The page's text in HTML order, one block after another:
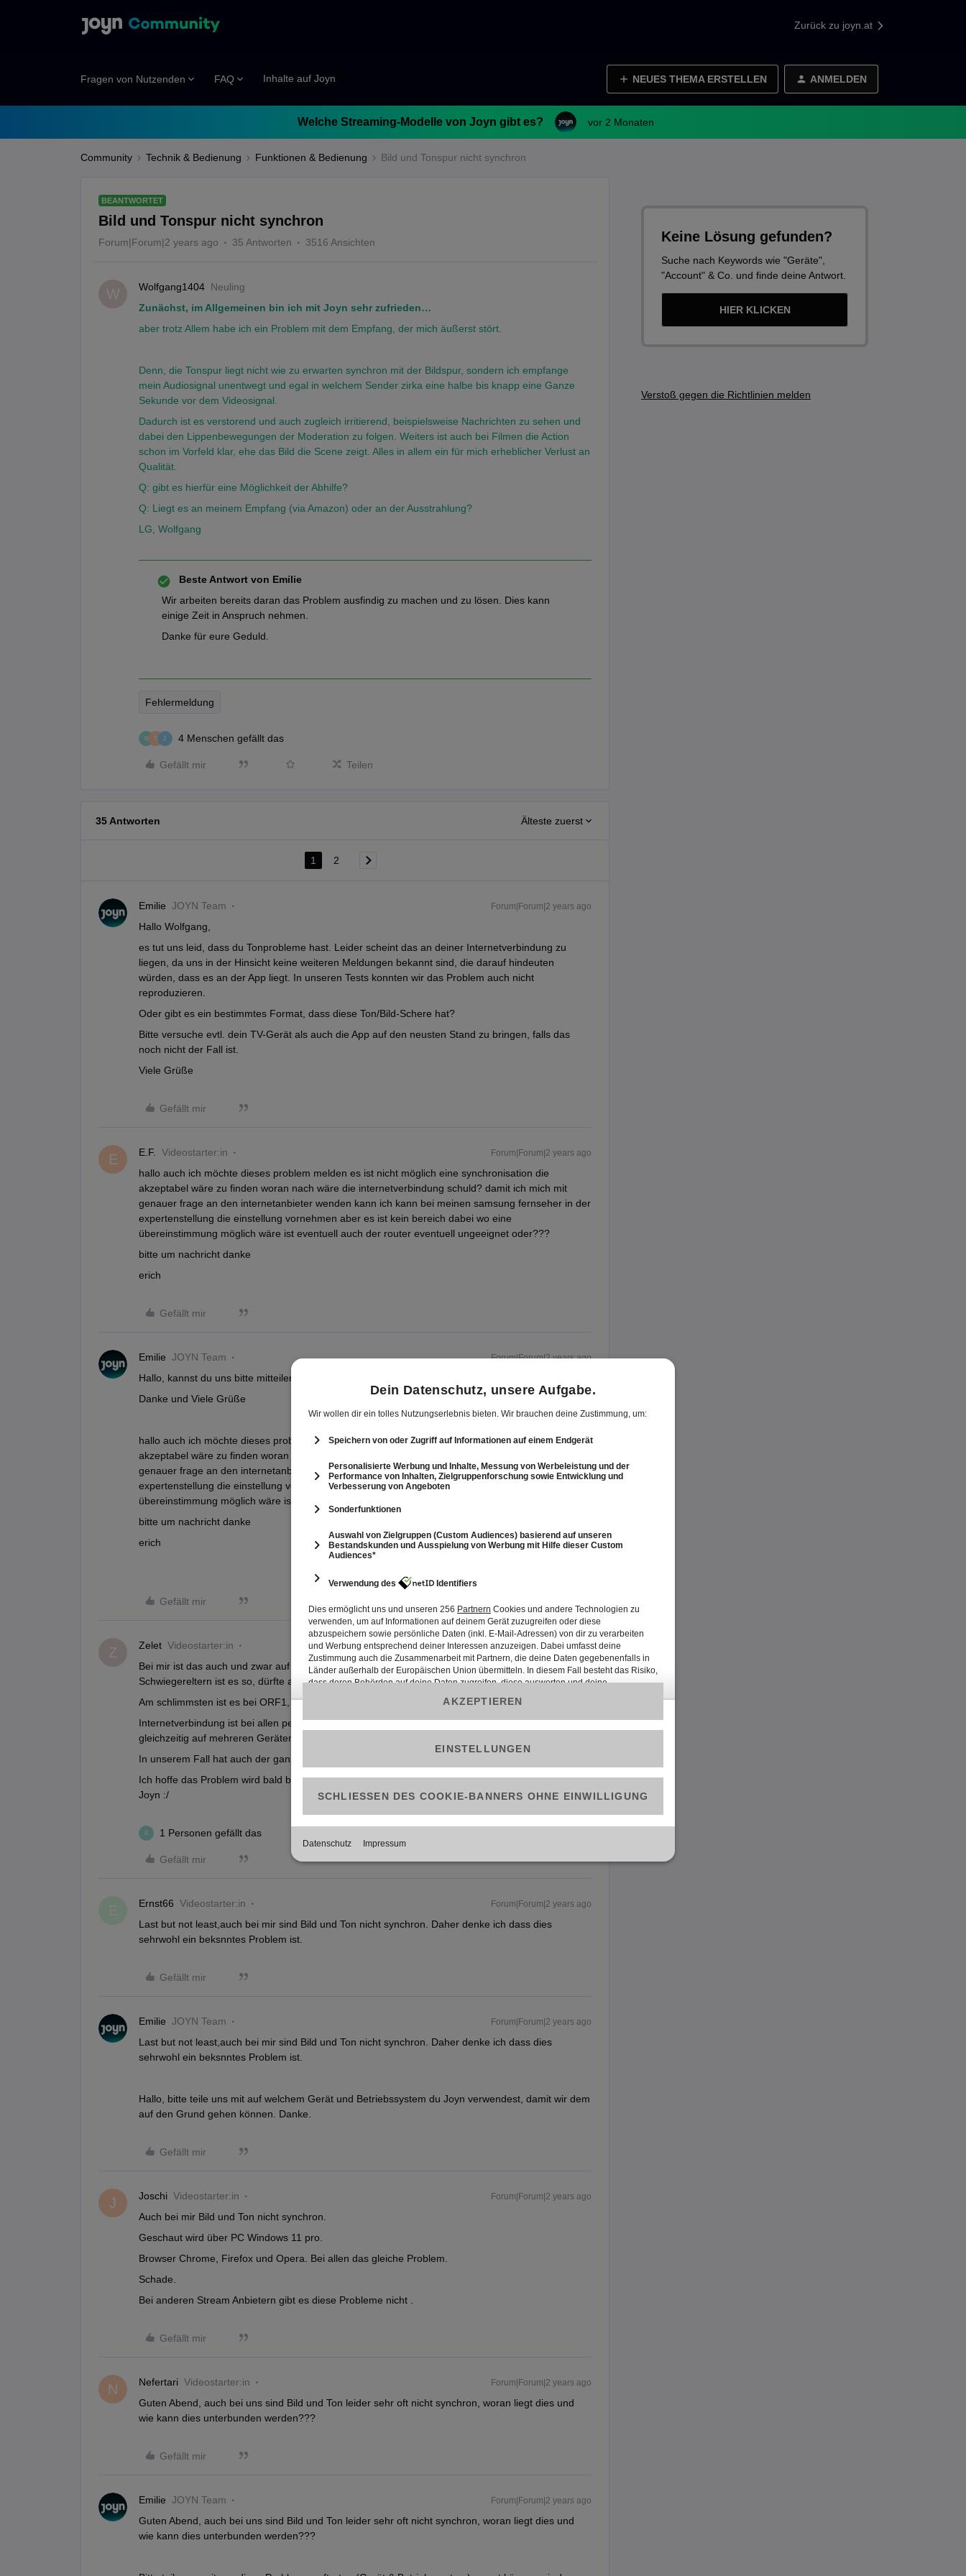
Zurück zu joyn.at
Fragen von Nutzenden FAQ Inhalte auf Joyn NEUES THEMA ERSTELLEN ANMELDEN
Welche Streaming-Modelle von Joyn gibt es? vor 2 Monaten
Community Technik & Bedienung Funktionen & Bedienung Bild und Tonspur nicht synchron
BEANTWORTET
Bild und Tonspur nicht synchron
Forum|Forum|2 years ago 35 Antworten 3516 Ansichten
W Wolfgang1404 Neuling
Zunächst, im Allgemeinen bin ich mit Joyn sehr zufrieden…
aber trotz Allem habe ich ein Problem mit dem Empfang, der mich äußerst stört.
Denn, die Tonspur liegt nicht wie zu erwarten synchron mit der Bildspur, sondern ich empfange
mein Audiosignal unentwegt und egal in welchem Sender zirka eine halbe bis knapp eine Ganze
Sekunde vor dem Videosignal.
Dadurch ist es verstorend und auch zugleich irritierend, beispielsweise Nachrichten zu sehen und
dabei den Lippenbewegungen der Moderation zu folgen. Weiters ist auch bei Filmen die Action
schon im Vorfeld klar, ehe das Bild die Scene zeigt. Alles in allem ein für mich erheblicher Verlust an
Qualität.
Q: gibt es hierfür eine Möglichkeit der Abhilfe?
Q: Liegt es an meinem Empfang (via Amazon) oder an der Ausstrahlung?
LG, Wolfgang
Beste Antwort von Emilie
Wir arbeiten bereits daran das Problem ausfindig zu machen und zu lösen. Dies kann
einige Zeit in Anspruch nehmen.
Danke für eure Geduld.
Fehlermeldung
B S Z 4 Menschen gefällt das
Gefällt mir Teilen
35 Antworten Älteste zuerst
1 2
Emilie JOYN Team Forum|Forum|2 years ago
Hallo Wolfgang,
es tut uns leid, dass du Tonprobleme hast. Leider scheint das an deiner Internetverbindung zu
liegen, da uns in der Hinsicht keine weiteren Meldungen bekannt sind, die darauf hindeuten
würden, dass es an der App liegt. In unseren Tests konnten wir das Problem auch nicht
reproduzieren.
Oder gibt es ein bestimmtes Format, dass diese Ton/Bild-Schere hat?
Bitte versuche evtl. dein TV-Gerät als auch die App auf den neusten Stand zu bringen, falls das
noch nicht der Fall ist.
Viele Grüße
Gefällt mir
E E.F. Videostarter:in Forum|Forum|2 years ago
hallo auch ich möchte dieses problem melden es ist nicht möglich eine synchronisation die
akzeptabel wäre zu finden woran nach wäre die internetverbindung schuld? damit ich mich mit
genauer frage an den internetanbieter wenden kann ich kann bei meinen samsung fernseher in der
expertenstellung die einstellung vornehmen aber es ist kein bereich dabei wo eine
übereinstimmung möglich wäre ist eventuell auch der router eventuell ungeeignet oder???
bitte um nachricht danke
erich
Gefällt mir
Emilie JOYN Team Forum|Forum|2 years ago
Hallo, kannst du uns bitte mitteilen mit welchem Gerät und Betriebssystem du Joyn verwendest?
Danke und Viele Grüße
hallo auch ich möchte dieses problem melden es ist nicht möglich eine synchronisation die
akzeptabel wäre zu finden woran nach wäre die internetverbindung schuld? damit ich mich mit
genauer frage an den internetanbieter wenden kann ich kann bei meinen samsung fernseher in der
expertenstellung die einstellung vornehmen aber es ist kein bereich dabei wo eine
übereinstimmung möglich wäre ist eventuell auch der router eventuell ungeeignet oder???
bitte um nachricht danke
erich
Gefällt mir
Z Zelet Videostarter:in Forum|Forum|2 years ago
Bei mir ist das auch und zwar auf allen Geräten, auch bei meinen Eltern und bei den
Schwiegereltern ist es so, dürfte also ein allgemeines Problem von Joyn sein.
Am schlimmsten ist es bei ORF1, das was wir am meisten schauen würden.
Internetverbindung ist bei allen perfekt, alles andere funktioniert ja einwandfrei (wir können
gleichzeitig auf mehreren Geräten 4k Netflix streamen usw.)
In unserem Fall hat auch der ganz neue Amazon Fire Stik 4K Max daran nichts ändern können.
Ich hoffe das Problem wird bald behoben, so ist bis jz niemande in meinem Umfeld begeistert von
Joyn :/
B 1 Personen gefällt das
Gefällt mir
Ernst66 Videostarter:in Forum|Forum|2 years ago
Last but not least,auch bei mir sind Bild und Ton nicht synchron. Daher denke ich dass dies
sehrwohl ein beksnntes Problem ist.
Gefällt mir
Emilie JOYN Team Forum|Forum|2 years ago
Last but not least,auch bei mir sind Bild und Ton nicht synchron. Daher denke ich dass dies
sehrwohl ein beksnntes Problem ist.
Hallo, bitte teile uns mit auf welchem Gerät und Betriebssystem du Joyn verwendest, damit wir dem
auf den Grund gehen können. Danke.
Gefällt mir
J Joschi Videostarter:in Forum|Forum|2 years ago
Auch bei mir Bild und Ton nicht synchron.
Geschaut wird über PC Windows 11 pro.
Browser Chrome, Firefox und Opera. Bei allen das gleiche Problem.
Schade.
Bei anderen Stream Anbietern gibt es diese Probleme nicht .
Gefällt mir
N Nefertari Videostarter:in Forum|Forum|2 years ago
Guten Abend, auch bei uns sind Bild und Ton leider sehr oft nicht synchron, woran liegt dies und
wie kann dies unterbunden werden???
Gefällt mir
Emilie JOYN Team Forum|Forum|2 years ago
Guten Abend, auch bei uns sind Bild und Ton leider sehr oft nicht synchron, woran liegt dies und
wie kann dies unterbunden werden???
Keine Lösung gefunden?
Suche nach Keywords wie "Geräte",
"Account" & Co. und finde deine Antwort.
HIER KLICKEN
Verstoß gegen die Richtlinien melden